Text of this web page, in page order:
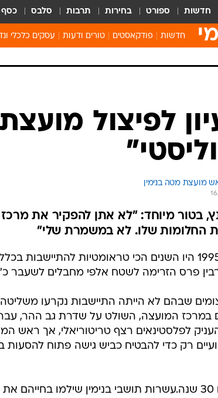
חדשות ספורט בחירות תרבות סלבס כסף
חדשות פודקאסטים טורים ודעות עסקים כלכלי
לפיצול
מועצת מטה בנימין
בטור מיוחד: "לא אתן להפקיר את
החלומות שלו. לא במשמרת שלי"
1993 עד 1995 היו השנים הכי טראומטיות
פרס הזרימה לשטח אלפי מחבלים לשעבר
שבהם לא הייתה התיישבות נקרעו
לפלסטינאים רצף טריטוריאלי, אך ראש
רק כדי להבטיח כביש גישה פתוח להסעות
מאז, עברו 30 שנה.עשרות תושבי בנימין שילמו